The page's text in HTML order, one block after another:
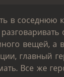
в соседнюю
вещей,
главный
Все же